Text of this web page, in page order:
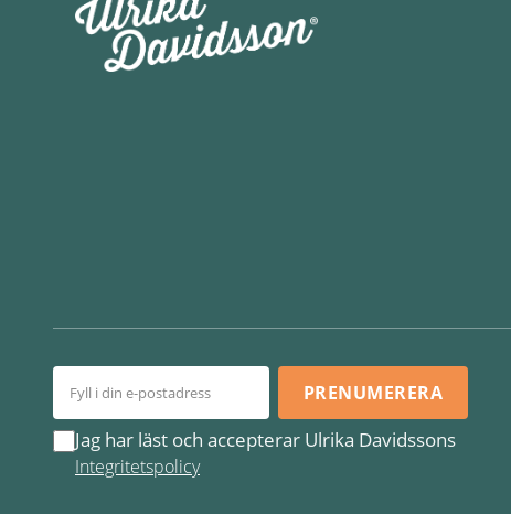
PRENUMERERA
Jag har läst och accepterar Ulrika Davidssons
Integritetspolicy